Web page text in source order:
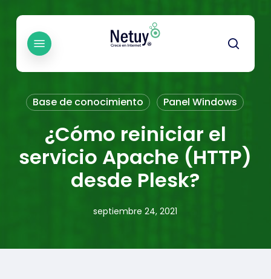
content
Menu
Base de conocimiento Panel Windows
¿Cómo reiniciar el
servicio Apache (HTTP)
desde Plesk?
septiembre 24, 2021